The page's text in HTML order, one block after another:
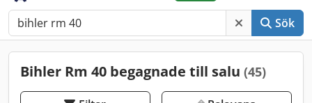
Sök
Bihler Rm 40 begagnade till salu (45)